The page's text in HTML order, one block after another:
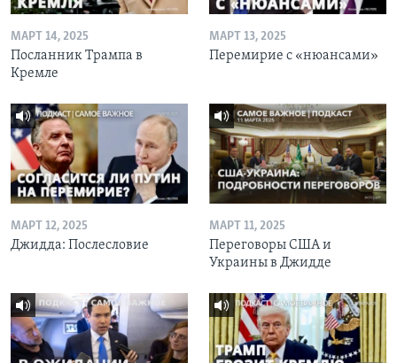
МАРТ 14, 2025
Посланник Трампа в
Кремле
МАРТ 13, 2025
Перемирие с «нюансами»
МАРТ 12, 2025
Джидда: Послесловие
МАРТ 11, 2025
Переговоры США и
Украины в Джидде